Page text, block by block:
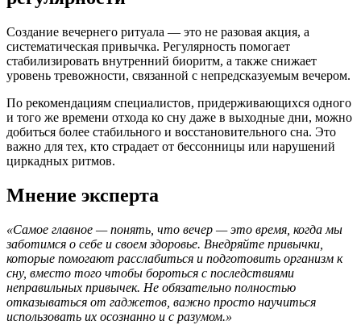
Создание вечернего ритуала — это не разовая акция, а
систематическая привычка. Регулярность помогает
стабилизировать внутренний биоритм, а также снижает
уровень тревожности, связанной с непредсказуемым вечером.
По рекомендациям специалистов, придерживающихся одного
и того же времени отхода ко сну даже в выходные дни, можно
добиться более стабильного и восстановительного сна. Это
важно для тех, кто страдает от бессонницы или нарушений
циркадных ритмов.
Мнение эксперта
«Самое главное — понять, что вечер — это время, когда мы
заботимся о себе и своем здоровье. Внедряйте привычки,
которые помогают расслабиться и подготовить организм к
сну, вместо того чтобы бороться с последствиями
неправильных привычек. Не обязательно полностью
отказываться от гаджетов, важно просто научиться
использовать их осознанно и с разумом.»